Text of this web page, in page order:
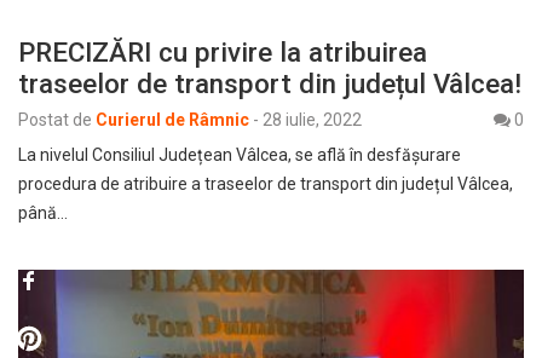
PRECIZĂRI cu privire la atribuirea
traseelor de transport din județul Vâlcea!
Postat de Curierul de Râmnic - 28 iulie, 2022
0
La nivelul Consiliul Județean Vâlcea, se află în desfășurare
procedura de atribuire a traseelor de transport din județul Vâlcea,
până…